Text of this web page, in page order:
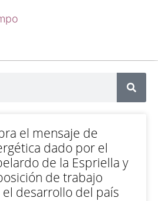
el mensaje de
dado por el
de la Espriella y
de trabajo
desarrollo del país